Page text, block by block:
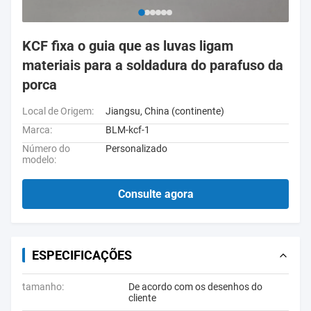
KCF fixa o guia que as luvas ligam
materiais para a soldadura do parafuso da
porca
Local de Origem:
Jiangsu, China (continente)
Marca:
BLM-kcf-1
Número do
modelo:
Personalizado
Consulte agora
ESPECIFICAÇÕES
tamanho:
De acordo com os desenhos do
cliente